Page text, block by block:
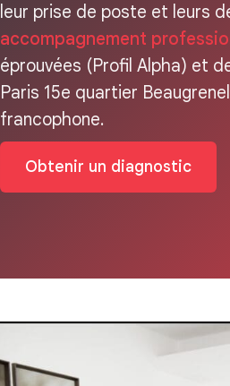
leur prise de poste et leurs
accompagnement
éprouvées (Profil Alpha) et
Paris 15e quartier
francophone.
Obtenir un diagnostic